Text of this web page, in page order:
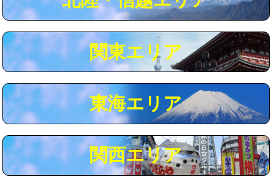
マス交換（深さ50㎝以上） 66,000円
コンクリート斫り（厚さ10㎝まで） 27,500円
コンクリート斫り（厚さ10㎝超え） 38,500円
モルタル補修（厚さ10㎝まで） 27,500円
モルタル補修（厚さ10㎝超え） 38,500円
追加人工 16,500円
関東エリア
東海エリア
関西エリア